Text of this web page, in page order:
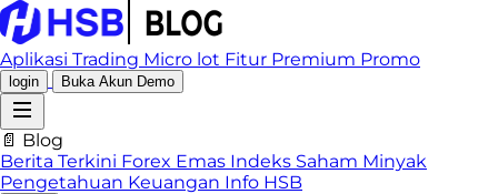
Aplikasi Trading Micro lot Fitur Premium Promo
login Buka Akun Demo
📄 Blog
Berita Terkini Forex Emas Indeks Saham Minyak
Pengetahuan Keuangan Info HSB